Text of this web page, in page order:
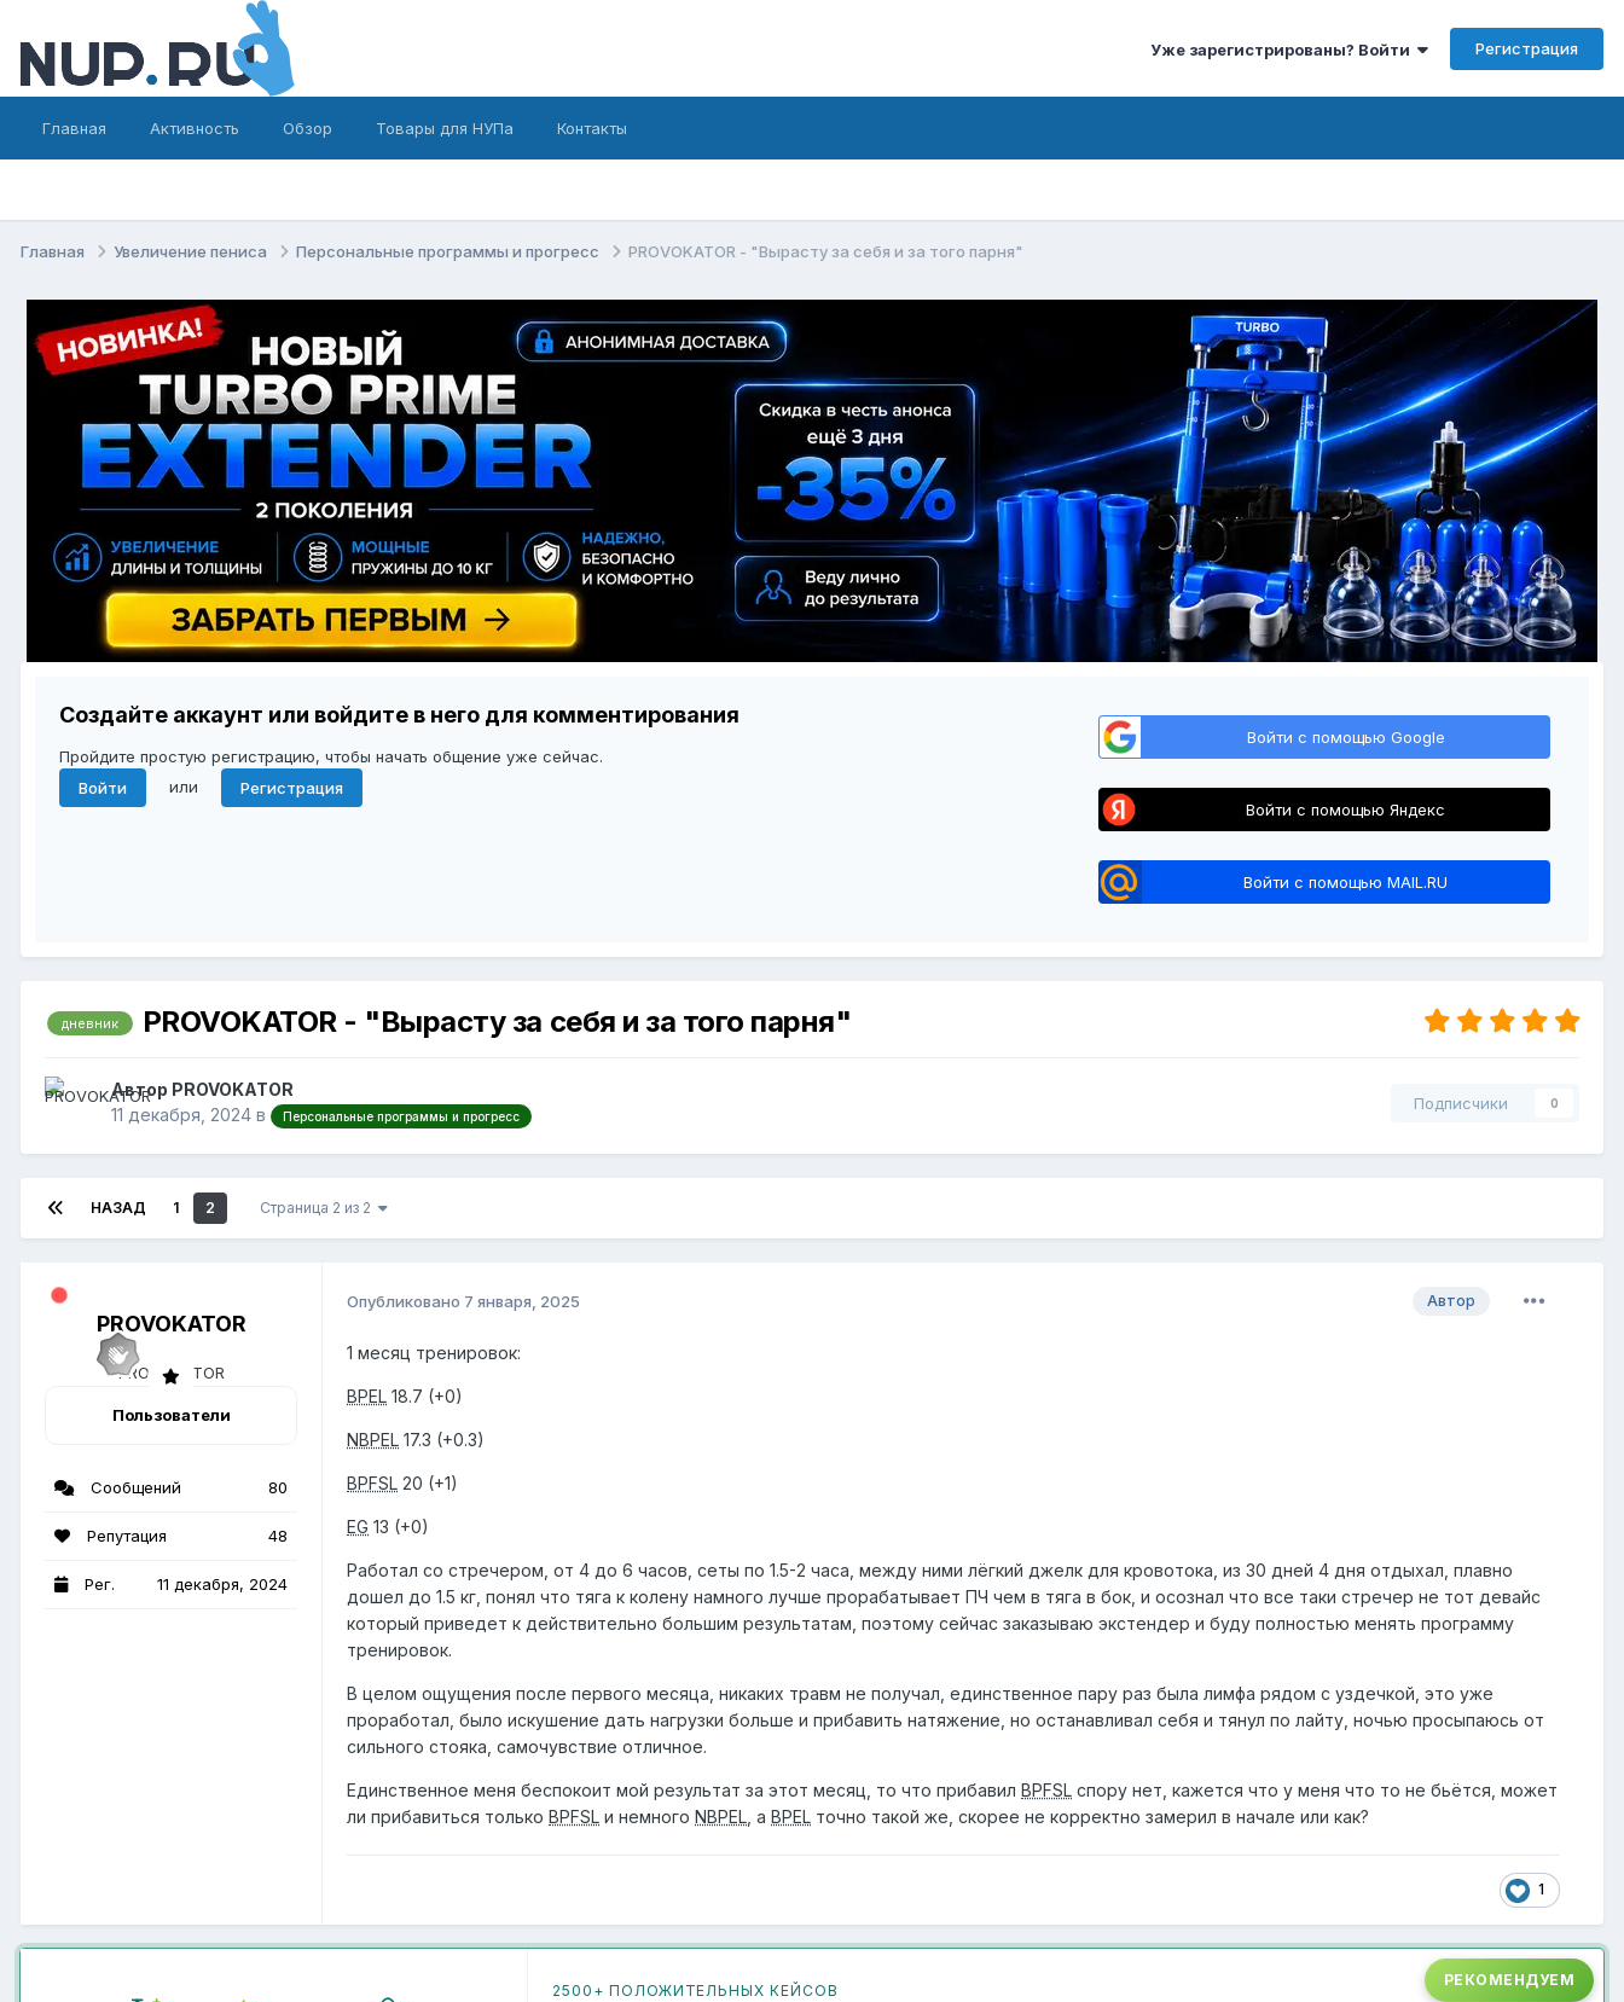
Уже зарегистрированы? Войти Регистрация
Главная Активность Обзор Товары для НУПа Контакты
Главная Увеличение пениса Персональные программы и прогресс PROVOKATOR - "Вырасту за себя и за того парня"
Создайте аккаунт или войдите в него для комментирования
Пройдите простую регистрацию, чтобы начать общение уже сейчас.
Войти
или Регистрация
Войти с помощью Google
Войти с помощью Яндекс
Войти с помощью MAIL.RU
дневник PROVOKATOR - "Вырасту за себя и за того парня"
Автор PROVOKATOR
11 декабря, 2024 в Персональные программы и прогресс
Подписчики 0
НАЗАД 1 2 Страница 2 из 2
PROVOKATOR
Пользователи
Сообщений 80
Репутация 48
Рег. 11 декабря, 2024
Автор
Опубликовано 7 января, 2025
1 месяц тренировок:
BPEL 18.7 (+0)
NBPEL 17.3 (+0.3)
BPFSL 20 (+1)
EG 13 (+0)
Работал со стречером, от 4 до 6 часов, сеты по 1.5-2 часа, между ними лёгкий джелк для кровотока, из 30 дней 4 дня отдыхал, плавно
дошел до 1.5 кг, понял что тяга к колену намного лучше прорабатывает ПЧ чем в тяга в бок, и осознал что все таки стречер не тот девайс
который приведет к действительно большим результатам, поэтому сейчас заказываю экстендер и буду полностью менять программу
тренировок.
В целом ощущения после первого месяца, никаких травм не получал, единственное пару раз была лимфа рядом с уздечкой, это уже
проработал, было искушение дать нагрузки больше и прибавить натяжение, но останавливал себя и тянул по лайту, ночью просыпаюсь от
сильного стояка, самочувствие отличное.
Единственное меня беспокоит мой результат за этот месяц, то что прибавил BPFSL спору нет, кажется что у меня что то не бьётся, может
ли прибавиться только BPFSL и немного NBPEL , а BPEL точно такой же, скорее не корректно замерил в начале или как?
1
РЕКОМЕНДУЕМ
2500+ ПОЛОЖИТЕЛЬНЫХ КЕЙСОВ